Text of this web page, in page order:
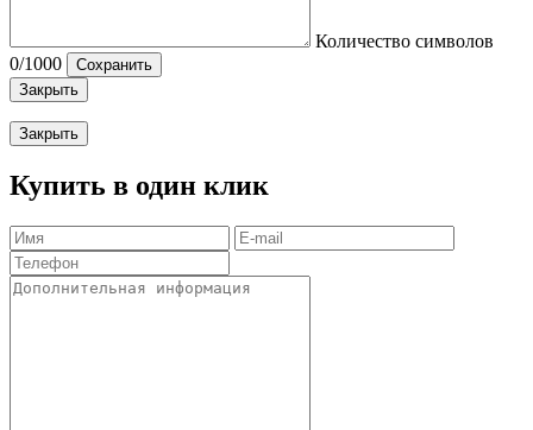
Количество символов
0/1000
Сохранить
Закрыть
Закрыть
Купить в один клик